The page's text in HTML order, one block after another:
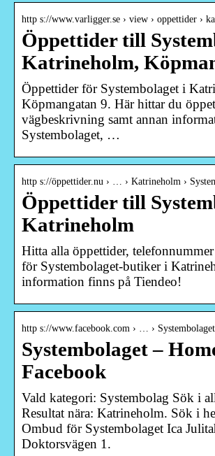
http s://www.varligger.se › view › oppettider ›
Öppettider till
Katrineholm,
Öppettider för Systembolaget i
Köpmangatan 9. Här hittar du
vägbeskrivning samt annan
Systembolaget, …
http s://öppettider.nu › … › Katrineholm ›
Öppettider till
Katrineholm
Hitta alla öppettider, telefonnummer
för Systembolaget-butiker i
information finns på Tiendeo!
http s://www.facebook.com › … › Systembolaget
Systembolaget –
Facebook
Vald kategori: Systembolag Sök i
Resultat nära: Katrineholm. Sök i
Ombud för Systembolaget Ica
Doktorsvägen 1.